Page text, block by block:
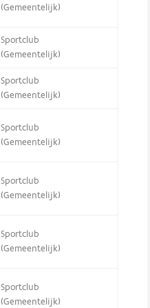
(Gemeentelijk)
Sportclub
(Gemeentelijk)
Sportclub
(Gemeentelijk)
Sportclub
(Gemeentelijk)
Sportclub
(Gemeentelijk)
Sportclub
(Gemeentelijk)
Sportclub
(Gemeentelijk)